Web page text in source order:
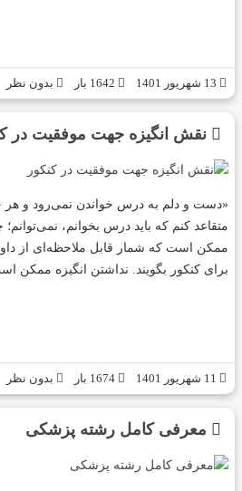
بدون نظر
نقش انگیزه جهت موفقیت در
«دست و دلم به درس خواندن نمی‌رود و هر
متقاعد کنم که باید درس بخوانم، نمی‌توانم؛
ممکن است که شمار قابل ملاحظه‌ای از
برای کنکور بگویند. نداشتن انگیزه ممکن
بدون نظر
معرفی کامل رشته پزشکی